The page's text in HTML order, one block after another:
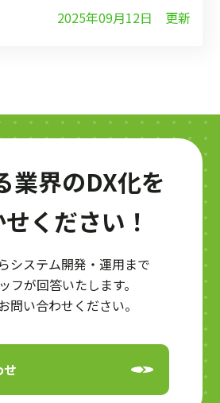
2025年09月12日 更新
業界のDX化を
ください！
システム開発・運用まで
フが回答いたします。
問い合わせください。
せ